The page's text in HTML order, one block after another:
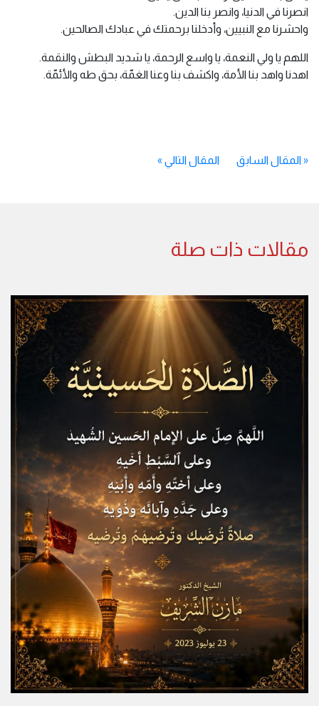
انصرنا في الدنيا، وانصر بنا الدين.
واحشرنا مع النبيين، وأدخلنا برحمتك في عبادك الصالحين.
اللهم يا ولي النعمة، يا واسع الرحمة، يا شديد البطش والنقمة.
اهدنا واهد بنا الأمة، واكشف بنا وعنا الغمّة، بحق طه والأئمّة.
«المقال السابق المقال التالي »
مقالات ذات صلة